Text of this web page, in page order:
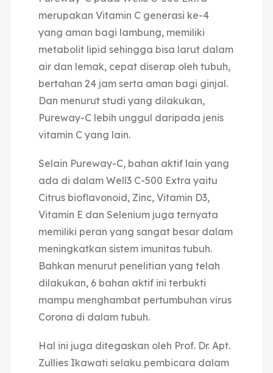
merupakan Vitamin C generasi ke-4
yang aman bagi lambung, memiliki
metabolit lipid sehingga bisa larut dalam
air dan lemak, cepat diserap oleh tubuh,
bertahan 24 jam serta aman bagi ginjal.
Dan menurut studi yang dilakukan,
Pureway-C lebih unggul daripada jenis
vitamin C yang lain.
Selain Pureway-C, bahan aktif lain yang
ada di dalam Well3 C-500 Extra yaitu
Citrus bioflavonoid, Zinc, Vitamin D3,
Vitamin E dan Selenium juga ternyata
memiliki peran yang sangat besar dalam
meningkatkan sistem imunitas tubuh.
Bahkan menurut penelitian yang telah
dilakukan, 6 bahan aktif ini terbukti
mampu menghambat pertumbuhan virus
Corona di dalam tubuh.
Hal ini juga ditegaskan oleh Prof. Dr. Apt.
Zullies Ikawati selaku pembicara dalam